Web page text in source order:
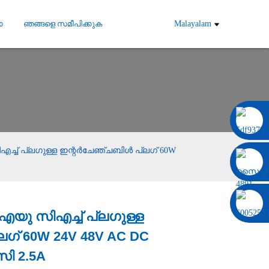
ഞങ്ങളെ സമീപിക്കുക Malayalam
ഇന്റർചേഞ്ചബിൾ പ്ലഗ് 60W
സിഎച്ച് പ്ലഗുള്ള
24V 48V AC DC
2.5A